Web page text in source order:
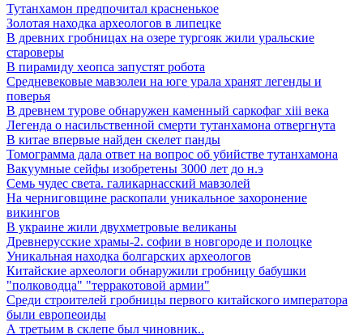
Тутанхамон предпочитал красненькое
Золотая находка археологов в липецке
В древних гробницах на озере тургояк жили уральские
староверы
В пирамиду хеопса запустят робота
Средневековые мавзолеи на юге урала хранят легенды и
поверья
В древнем турове обнаружен каменный саркофаг xiii века
Легенда о насильственной смерти тутанхамона отвергнута
В китае впервые найден скелет панды
Томограмма дала ответ на вопрос об убийстве тутанхамона
Вакуумные сейфы изобретены 3000 лет до н.э
Семь чудес света. галикарнасский мавзолей
На черниговщине раскопали уникальное захоронение
викингов
В украине жили двухметровые великаны
Древнерусские храмы-2. софии в новгороде и полоцке
Уникальная находка болгарских археологов
Китайские археологи обнаружили гробницу бабушки
"полководца" "терракотовой армии"
Среди строителей гробницы первого китайского императора
были европеоиды
А третьим в склепе был чиновник..